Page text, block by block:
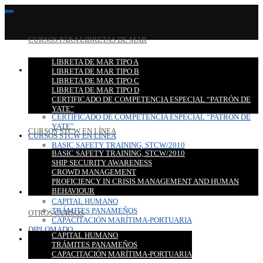
CURSOS PARA LIBRETAS DE MAR
LIBRETA DE MAR TIPO A
LIBRETA DE MAR TIPO B
LIBRETA DE MAR TIPO C
LIBRETA DE MAR TIPO D
CERTIFICADO DE COMPETENCIA ESPECIAL “PATRÓN DE
YATE”
CURSOS STCW EN LÍNEA
BASIC SAFETY TRAINING, STCW/2010
SHIP SECURITY AWARENESS
CROWD MANAGEMENT
PROFICIENCY IN CRISIS MANAGEMENT AND HUMAN
BEHAVIOUR
OTROS CURSOS
CAPITAL HUMANO
TRÁMITES PANAMEÑOS
CAPACITACIÓN MARÍTIMA-PORTUARIA
CURSOS PARA LIBRETAS DE MAR
LIBRETA DE MAR TIPO A
LIBRETA DE MAR TIPO B
LIBRETA DE MAR TIPO C
LIBRETA DE MAR TIPO D
CERTIFICADO DE COMPETENCIA ESPECIAL “PATRÓN DE
YATE”
CURSOS STCW EN LÍNEA
BASIC SAFETY TRAINING, STCW/2010
SHIP SECURITY AWARENESS
CROWD MANAGEMENT
PROFICIENCY IN CRISIS MANAGEMENT AND HUMAN
BEHAVIOUR
OTROS CURSOS
CAPITAL HUMANO
TRÁMITES PANAMEÑOS
CAPACITACIÓN MARÍTIMA-PORTUARIA
DIPLOMADO
CONTACTO